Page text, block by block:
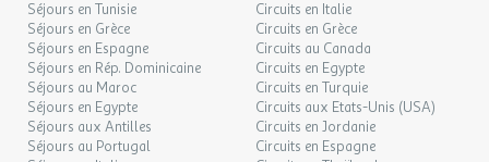
Séjours en Tunisie
Séjours en Grèce
Séjours en Espagne
Séjours en Rép. Dominicaine
Séjours au Maroc
Séjours en Egypte
Séjours aux Antilles
Séjours au Portugal
Circuits en Italie
Circuits en Grèce
Circuits au Canada
Circuits en Egypte
Circuits en Turquie
Circuits aux Etats-Unis (USA)
Circuits en Jordanie
Circuits en Espagne